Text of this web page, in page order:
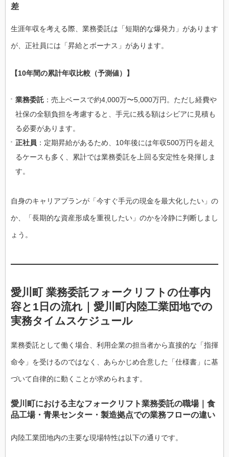
差
生涯年収を考える際、業務委託は「短期的な爆発力」があります
が、正社員には「昇給とボーナス」があります。
【10年間の累計年収比較（予測値）】
業務委託 ：売上ベースで約4,000万〜5,000万円。ただし経費や
社保の全額負担を考慮すると、手元に残る額はシビアに見積も
る必要があります。
正社員 ：定期昇給があるため、10年後には年収500万円を超え
るケースも多く、累計では業務委託を上回る安定性を発揮しま
す。
自身のキャリアプランが「今すぐ手元の現金を最大化したい」の
か、「長期的な資産形成を重視したい」のかを冷静に判断しまし
ょう。
愛川町 業務委託フォークリフトの仕事内
容と1日の流れ｜愛川町内陸工業団地での
実務タイムスケジュール
業務委託として働く場合、利用企業の担当者から直接的な「指揮
命令」を受けるのではなく、あらかじめ合意した「仕様書」に基
づいて自律的に動くことが求められます。
愛川町における主なフォークリフト業務委託の職場｜食
品工場・青果センター・製造拠点での業務フローの違い
内陸工業団地内の主要な現場特性は以下の通りです。